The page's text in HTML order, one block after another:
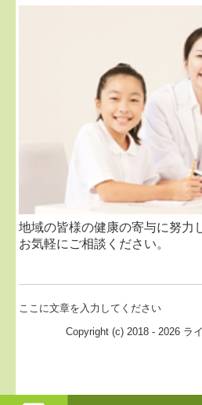
地域の皆様の健康の寄与に努力
お気軽にご相談ください。
ここに文章を入力してください
Copyright (c) 2018 - 2026 ラ